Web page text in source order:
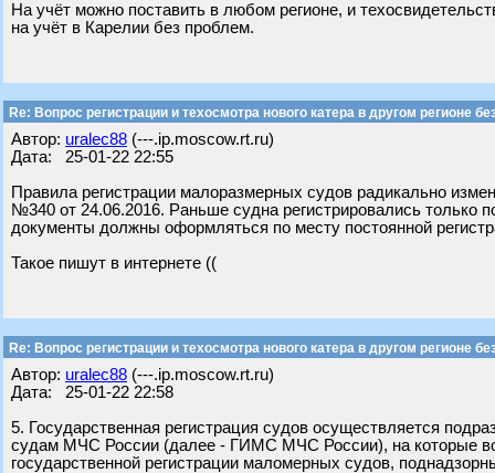
На учёт можно поставить в любом регионе, и
на учёт в Карелии без проблем.
Re: Вопрос регистрации и техосмотра нового катера в другом регионе
Автор: uralec88 (---.ip.moscow.rt.ru)
Дата: 25-01-22 22:55
Правила регистрации малоразмерных судов радикально
№340 от 24.06.2016. Раньше судна регистрировались только
документы должны оформляться по месту постоянной
Такое пишут в интернете ((
Re: Вопрос регистрации и техосмотра нового катера в другом регионе
Автор: uralec88 (---.ip.moscow.rt.ru)
Дата: 25-01-22 22:58
5. Государственная регистрация судов осуществляется
судам МЧС России (далее - ГИМС МЧС России), на которые
государственной регистрации маломерных судов,